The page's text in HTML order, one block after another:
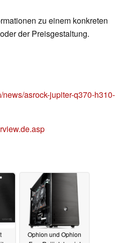
zu einem konkreten
der Preisgestaltung.
asrock-jupiter-q370-h310-
Ophion und Ophion